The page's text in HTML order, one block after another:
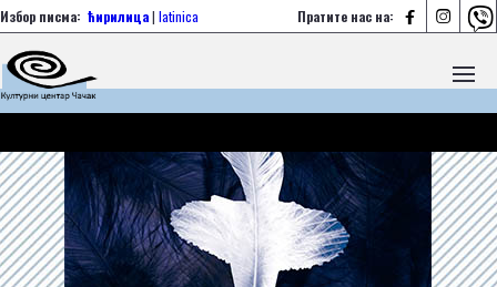
Пратите нас на:   
Избор писма: ћирилица| latinica